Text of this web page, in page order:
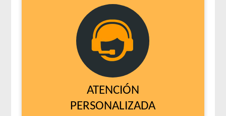
ATENCIÓN
PERSONALIZADA